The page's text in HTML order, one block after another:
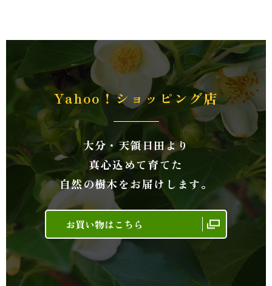
Yahoo！ショッピング店
大分・天領日田より
真心込めて育てた
自然の樹木をお届けします。
お買い物はこちら